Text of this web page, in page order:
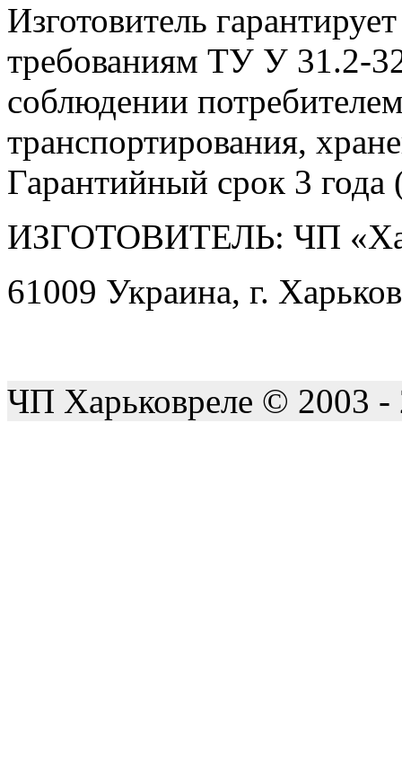
Изготовитель
требованиям ТУ У 31.2-
соблюдении
транспортирования,
Гарантийный срок 3 года
ИЗГОТОВИТЕЛЬ: ЧП
61009 Украина, г.
ЧП Харьковреле © 2003 -